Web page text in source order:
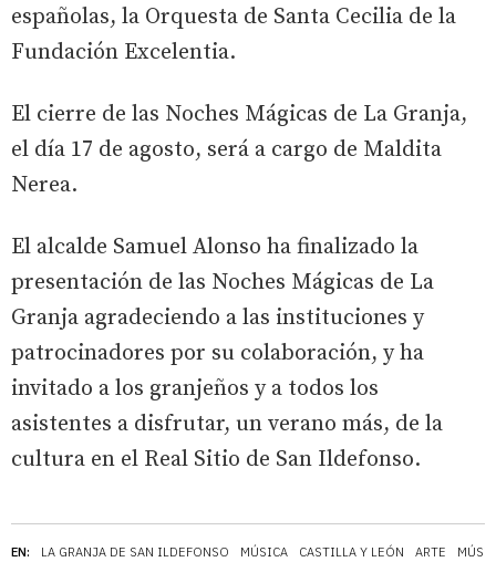
EN: LA GRANJA DE SAN ILDEFONSO MÚSICA CASTILLA Y LEÓN ARTE
españolas, la Orquesta de Santa Cecilia de la
Fundación Excelentia.
El cierre de las Noches Mágicas de La Granja,
el día 17 de agosto, será a cargo de Maldita
Nerea.
El alcalde Samuel Alonso ha finalizado la
presentación de las Noches Mágicas de La
Granja agradeciendo a las instituciones y
patrocinadores por su colaboración, y ha
invitado a los granjeños y a todos los
asistentes a disfrutar, un verano más, de la
cultura en el Real Sitio de San Ildefonso.